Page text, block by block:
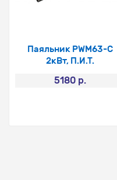
Паяльник PWM63-C
2кВт, П.И.Т.
5180 р.